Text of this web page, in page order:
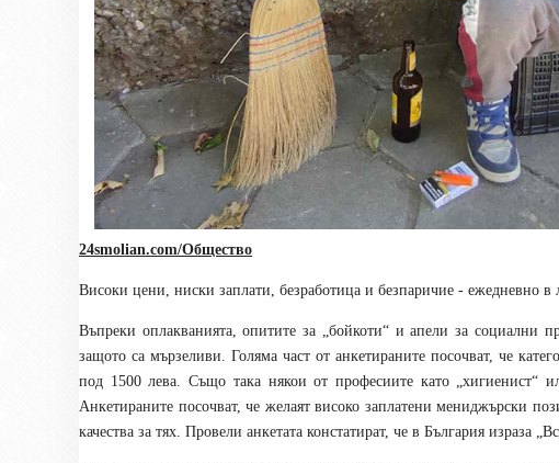
24smolian.com/Общество
Високи цени, ниски заплати, безработица и безпаричие - ежедневно в
Въпреки оплакванията, опитите за „бойкоти“ и апели за социални
защото са мързеливи. Голяма част от анкетираните посочват, че
под 1500 лева. Също така някои от професиите като „хигиенист“
Анкетираните посочват, че желаят високо заплатени мениджърски
качества за тях. Провели анкетата констатират, че в България израза